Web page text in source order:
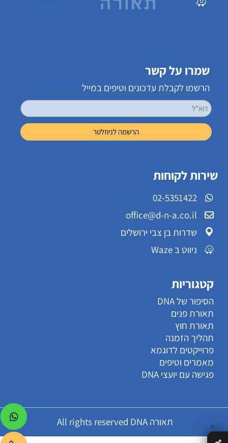
שמרו על קשר
הרשמו לקבלת עדכונים וטיפים במייל
שירות לקוחות
02-5351422
office@d-n-a.co.il
שדרות בן צבי ירושלים
ניווט ב Waze
קטגוריות
הסיפור של DNA
תאורת פנים
תאורת חוץ
תהליך הזמנה
פרוייקטים לדוגמא
מאמרים וטיפים
פגישה עם יועצי DNA
תאורה All rights reserved DNA ✕